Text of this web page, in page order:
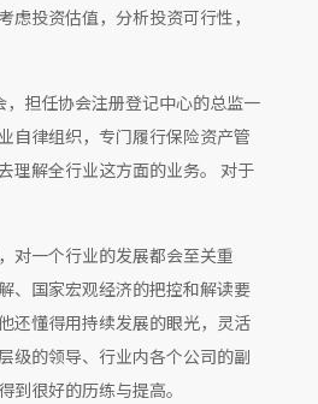
投资估值，分析投资可行性，
担任协会注册登记中心的总监一
自律组织，专门履行保险资产管
理解全行业这方面的业务。 对于
对一个行业的发展都会至关重
、国家宏观经济的把控和解读要
还懂得用持续发展的眼光，灵活
级的领导、行业内各个公司的副
很好的历练与提高。